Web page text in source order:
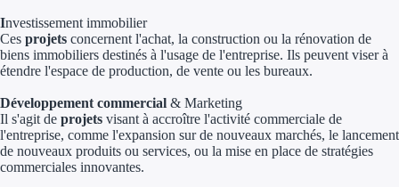
Aides sans
Concours
Réduction des
Investissement immobilier
Ces projets concernent l'achat, la construction ou la rénovation de
biens immobiliers destinés à l'usage de l'entreprise. Ils peuvent viser à
étendre l'espace de production, de vente ou les bureaux.
Développement commercial & Marketing
Il s'agit de projets visant à accroître l'activité commerciale de
l'entreprise, comme l'expansion sur de nouveaux marchés, le lancement
de nouveaux produits ou services, ou la mise en place de stratégies
commerciales innovantes.